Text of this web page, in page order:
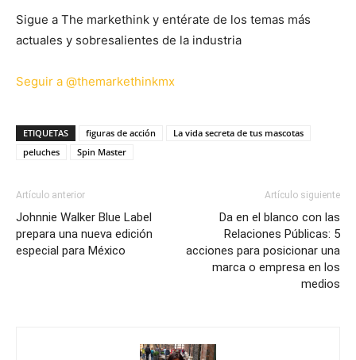
Sigue a The markethink y entérate de los temas más
actuales y sobresalientes de la industria
Seguir a @themarkethinkmx
ETIQUETAS figuras de acción
La vida secreta de tus mascotas
peluches
Spin Master
Artículo anterior
Johnnie Walker Blue Label
prepara una nueva edición
especial para México
Artículo siguiente
Da en el blanco con las
Relaciones Públicas: 5
acciones para posicionar una
marca o empresa en los
medios